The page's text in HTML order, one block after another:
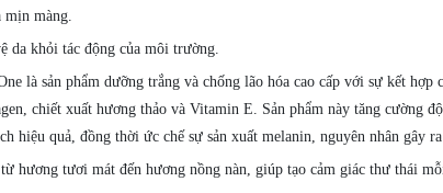
mịn màng.
da khỏi tác động của môi trường.
là sản phẩm dưỡng trắng và chống lão hóa cao cấp với sự kết hợp
chiết xuất hương thảo và Vitamin E. Sản phẩm này tăng cường độ
hiệu quả, đồng thời ức chế sự sản xuất melanin, nguyên nhân gây
hương tươi mát đến hương nồng nàn, giúp tạo cảm giác thư thái